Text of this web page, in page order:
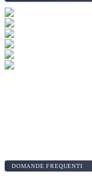
DOMANDE FREQUENTI